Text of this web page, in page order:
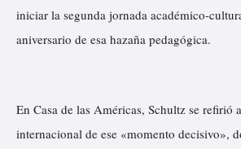
iniciar la segunda jornada académico-
aniversario de esa hazaña pedagógica.
En Casa de las Américas, Schultz se refirió
internacional de ese «momento decisivo»,